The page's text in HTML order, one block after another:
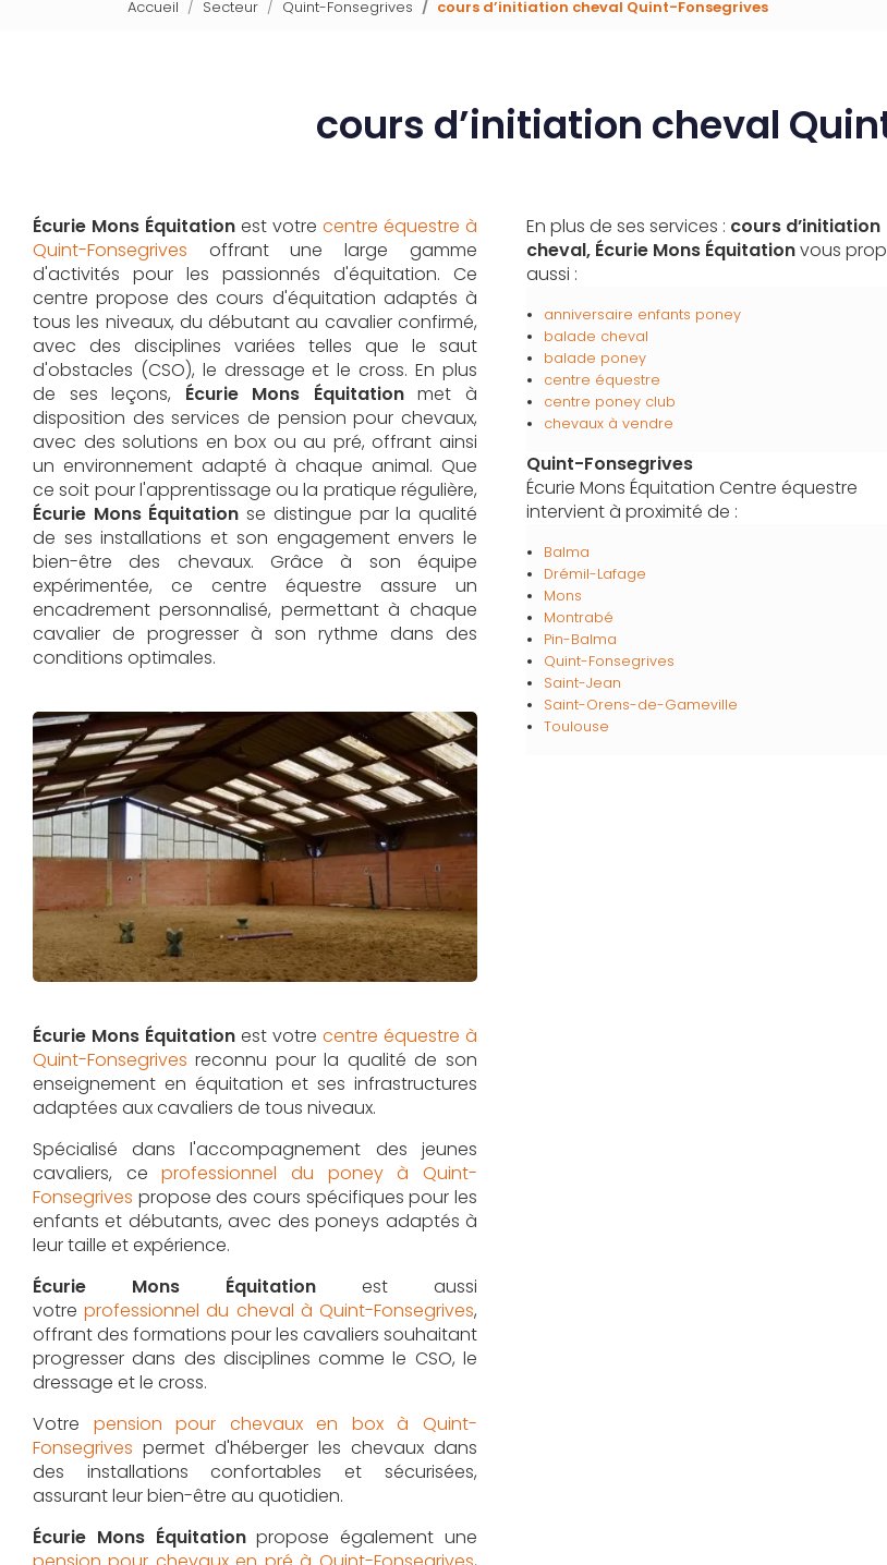
Accueil Secteur Quint-Fonsegrives cours d’initiation cheval Quint-Fonsegrives
cours d’initiation cheval
Écurie Mons Équitation est votre centre équestre à
Quint-Fonsegrives offrant une large gamme
d'activités pour les passionnés d'équitation. Ce
centre propose des cours d'équitation adaptés à
tous les niveaux, du débutant au cavalier confirmé,
avec des disciplines variées telles que le saut
d'obstacles (CSO), le dressage et le cross. En plus
de ses leçons, Écurie Mons Équitationmet à
disposition des services de pension pour chevaux,
avec des solutions en box ou au pré, offrant ainsi
un environnement adapté à chaque animal. Que
ce soit pour l'apprentissage ou la pratique régulière,
Écurie Mons Équitation se distingue par la qualité
de ses installations et son engagement envers le
bien-être des chevaux. Grâce à son équipe
expérimentée, ce centre équestre assure un
encadrement personnalisé, permettant à chaque
cavalier de progresser à son rythme dans des
conditions optimales.
Écurie Mons Équitation est votre centre équestre à
Quint-Fonsegrives reconnu pour la qualité de son
enseignement en équitation et ses infrastructures
adaptées aux cavaliers de tous niveaux.
Spécialisé dans l'accompagnement des jeunes
cavaliers, ceprofessionnel du poney à Quint-
Fonsegrives propose des cours spécifiques pour les
enfants et débutants, avec des poneys adaptés à
leur taille et expérience.
Écurie Mons Équitation est aussi
votreprofessionnel du cheval à Quint-Fonsegrives,
offrant des formations pour les cavaliers souhaitant
progresser dans des disciplines comme le CSO, le
dressage et le cross.
Votre pension pour chevaux en box à Quint-
Fonsegrives permet d'héberger les chevaux dans
des installations confortables et sécurisées,
assurant leur bien-être au quotidien.
Écurie Mons Équitationpropose également une
En plus de ses services : cours d’initiation
cheval, Écurie Mons Équitationvous
aussi :
anniversaire enfants poney
balade cheval
balade poney
centre équestre
centre poney club
chevaux à vendre
Quint-Fonsegrives
Écurie Mons Équitation Centre équestre
intervient à proximité de :
Balma
Drémil-Lafage
Mons
Montrabé
Pin-Balma
Quint-Fonsegrives
Saint-Jean
Saint-Orens-de-Gameville
Toulouse